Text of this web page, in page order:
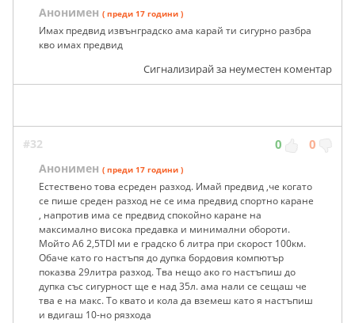
Анонимен ( преди 17 години )
Имах предвид извънградско ама карай ти сигурно разбра
кво имах предвид
Сигнализирай за неуместен коментар
#32 0 0
Анонимен ( преди 17 години )
Естествено това есреден разход. Имай предвид ,че когато
се пише среден разход не се има предвид спортно каране
, напротив има се предвид спокойно каране на
максимално висока предавка и минимални обороти.
Мойто А6 2,5TDI ми е градско 6 литра при скорост 100км.
Обаче като го настъпя до дупка бордовия компютър
показва 29литра разход. Тва нещо ако го настъпиш до
дупка със сигурност ще е над 35л. ама нали се сещаш че
тва е на макс. То квато и кола да вземеш като я настъпиш
и вдигаш 10-но рязхода